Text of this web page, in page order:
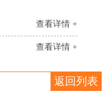
查看详情 +
查看详情 +
返回列表